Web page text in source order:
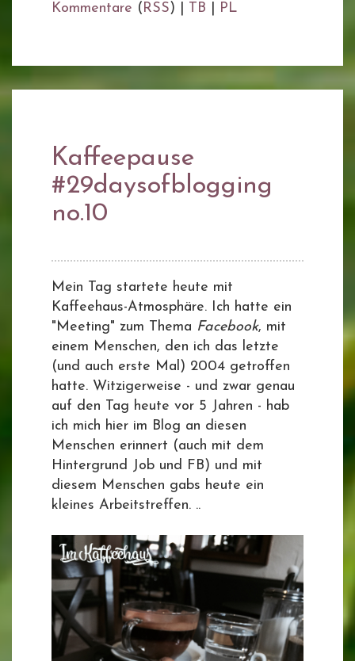
Kommentare (RSS) | TB PL
Kaffeepause
#29daysofblogging
no.10
Mein Tag startete heute mit
Kaffeehaus-Atmosphäre. Ich hatte ein
"Meeting" zum Thema Facebook, mit
einem Menschen, den ich das letzte
(und auch erste Mal) 2004 getroffen
hatte. Witzigerweise - und zwar genau
auf den Tag heute vor 5 Jahren - hab
ich mich hier im Blog an diesen
Menschen erinnert (auch mit dem
Hintergrund Job und FB) und mit
diesem Menschen gabs heute ein
kleines Arbeitstreffen. ..